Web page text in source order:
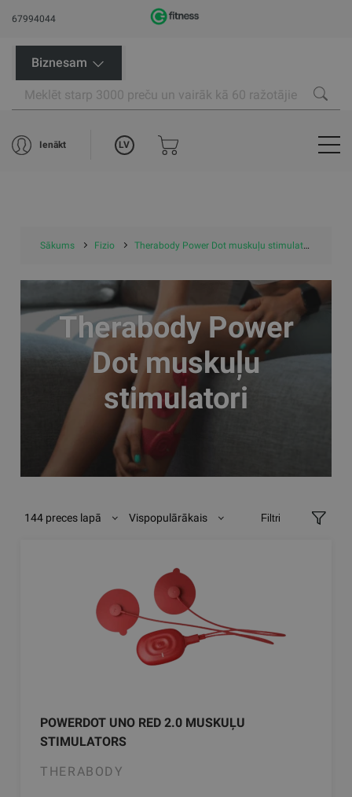
67994044
Biznesam
Ienākt LV
Sākums Fizio Therabody Power Dot muskuļu stimulatori
Therabody Power
Dot muskuļu
stimulatori
144 preces lapā Vispopulārākais Filtri
POWERDOT UNO RED 2.0 MUSKUĻU
STIMULATORS
THERABODY